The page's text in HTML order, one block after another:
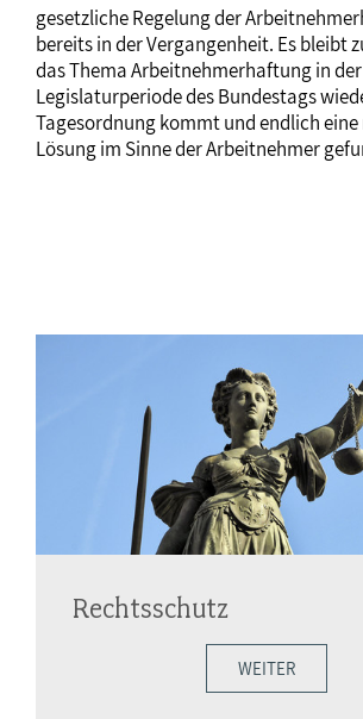
gesetzliche Regelung der
bereits in der Vergangenheit. Es bleibt
das Thema Arbeitnehmerhaftung in der
Legislaturperiode des Bundestags
Tagesordnung kommt und endlich
Lösung im Sinne der Arbeitnehmer
Rechtsschutz
WEITER